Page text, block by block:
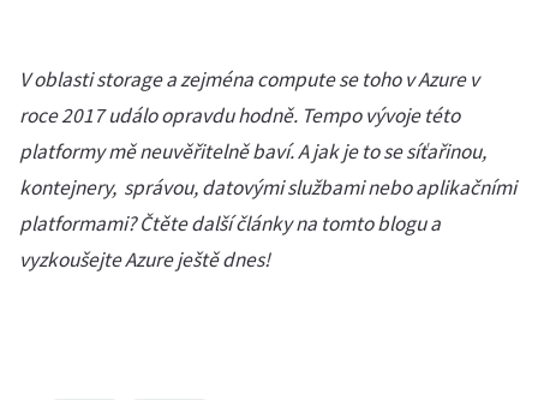
V oblasti storage a zejména compute se toho v Azure v
roce 2017 událo opravdu hodně. Tempo vývoje této
platformy mě neuvěřitelně baví. A jak je to se síťařinou,
kontejnery, správou, datovými službami nebo aplikačními
platformami? Čtěte další články na tomto blogu a
vyzkoušejte Azure ještě dnes!